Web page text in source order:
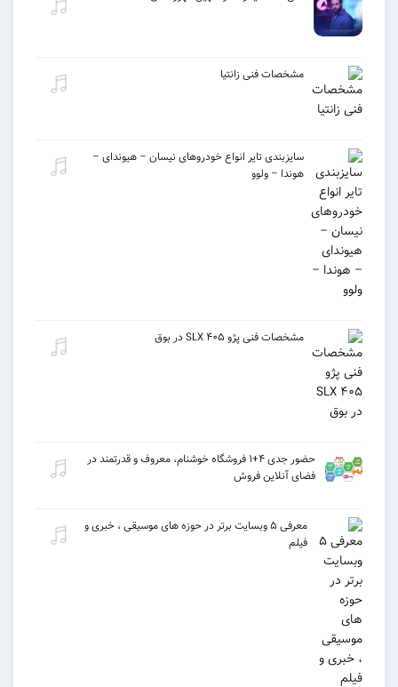
مشخصات فنی زانتیا
سایزبندی تایر انواع خودروهای نیسان – هیوندای –
هوندا – ولوو
مشخصات فنی پژو ۴۰۵ SLX در بوق
حضور جدی ۴+۱ فروشگاه خوشنام، معروف و قدرتمند در
فضای آنلاین فروش
معرفی ۵ وبسایت برتر در حوزه های موسیقی ، خبری و
فیلم